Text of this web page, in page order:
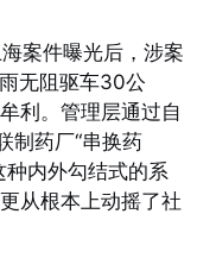
案件曝光后，涉案
无阻驱车30公
利 。管理层通过自
制药厂“串换药
种内外勾结式的系
从根本上动摇了社